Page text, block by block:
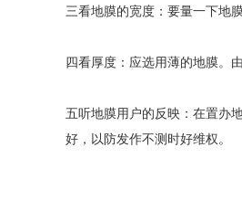
三看地膜的宽度：要量一下地
四看厚度：应选用薄的地膜。
五听地膜用户的反映：在置办
好，以防发作不测时好维权。